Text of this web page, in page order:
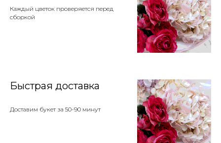
Каждый цветок проверяется перед
сборкой
Быстрая доставка
Доставим букет за 50-90 минут